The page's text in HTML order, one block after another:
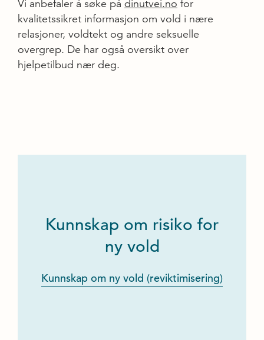
Vi anbefaler å søke på dinutvei.no for
kvalitetssikret informasjon om vold i nære
relasjoner, voldtekt og andre seksuelle
overgrep. De har også oversikt over
hjelpetilbud nær deg.
Kunnskap om risiko for
ny vold
Kunnskap om ny vold (reviktimisering)